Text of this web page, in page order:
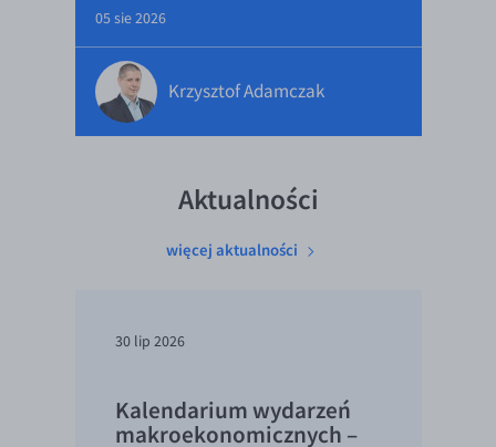
05 sie 2026
Krzysztof Adamczak
Aktualności
więcej aktualności
30 lip 2026
Kalendarium wydarzeń
makroekonomicznych –